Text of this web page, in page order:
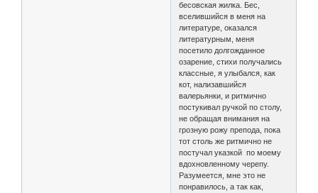
бесовская жилка. Бес,
вселившийся в меня на
литературе, оказался
литературным, меня
посетило долгожданное
озарение, стихи получались
классные, я улыбался, как
кот, нализавшийся
валерьянки, и ритмично
постукивал ручкой по столу,
не обращая внимания на
грозную рожу препода, пока
тот столь же ритмично не
постучал указкой по моему
вдохновленному черепу.
Разумеется, мне это не
понравилось, а так как,